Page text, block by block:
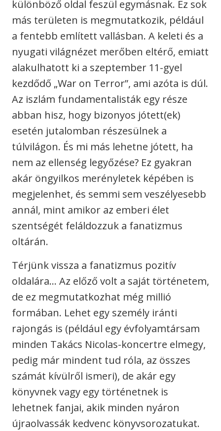
különböző oldal feszül egymásnak. Ez sok
más területen is megmutatkozik, például
a fentebb említett vallásban. A keleti és a
nyugati világnézet merőben eltérő, emiatt
alakulhatott ki a szeptember 11-gyel
kezdődő „War on Terror”, ami azóta is dúl.
Az iszlám fundamentalisták egy része
abban hisz, hogy bizonyos jótett(ek)
esetén jutalomban részesülnek a
túlvilágon. És mi más lehetne jótett, ha
nem az ellenség legyőzése? Ez gyakran
akár öngyilkos merényletek képében is
megjelenhet, és semmi sem veszélyesebb
annál, mint amikor az emberi élet
szentségét feláldozzuk a fanatizmus
oltárán.
Térjünk vissza a fanatizmus pozitív
oldalára… Az előző volt a saját történetem,
de ez megmutatkozhat még millió
formában. Lehet egy személy iránti
rajongás is (például egy évfolyamtársam
minden Takács Nicolas-koncertre elmegy,
pedig már mindent tud róla, az összes
számát kívülről ismeri), de akár egy
könyvnek vagy egy történetnek is
lehetnek fanjai, akik minden nyáron
újraolvassák kedvenc könyvsorozatukat.